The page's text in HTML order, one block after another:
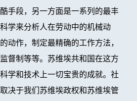
手段，另一方面是一系列的最丰
学来分析人在劳动中的机械动
动作，制定最精确的工作方法，
督制等等。苏维埃共和国在这方
学和技术上一切宝贵的成就。社
决于我们苏维埃政权和苏维埃管